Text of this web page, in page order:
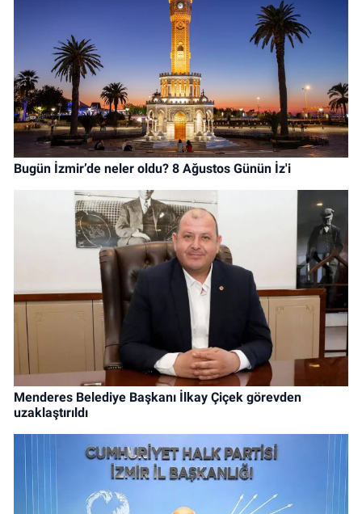
Bugün İzmir’de neler oldu? 8 Ağustos Günün İz'i
Menderes Belediye Başkanı İlkay Çiçek görevden
uzaklaştırıldı